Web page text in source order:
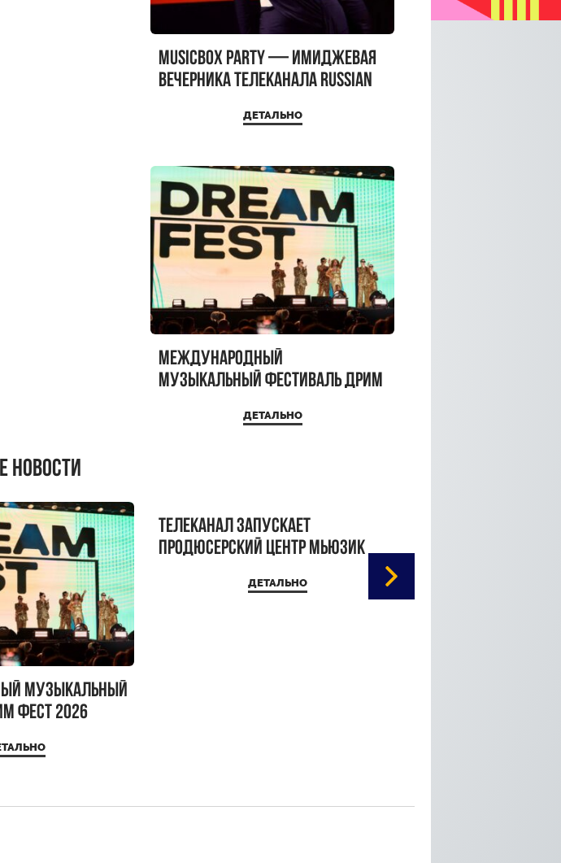
MUSICBOX PARTY — имиджевая
вечерника телеканала RUSSIAN
ДЕТАЛЬНО
Международный
музыкальный фестиваль ДРИМ
ДЕТАЛЬНО
новости
музыкальный
ФЕСТ 2026
Телеканал запускает
продюсерский центр Мьюзик
ДЕТАЛЬНО